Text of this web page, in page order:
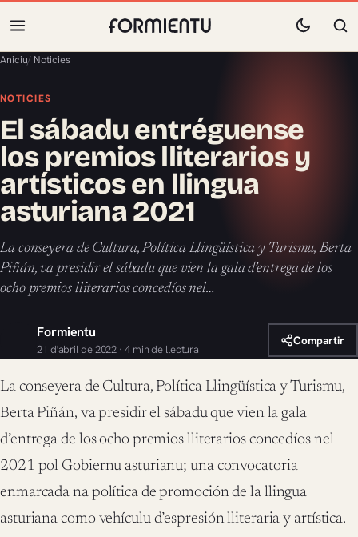
Aniciu/ Noticies
NOTICIES
El sábadu entréguense
los premios lliterarios y
artísticos en llingua
asturiana 2021
La conseyera de Cultura, Política Llingüística y Turismu, Berta
Piñán, va presidir el sábadu que vien la gala d’entrega de los
ocho premios lliterarios concedíos nel…
Formientu
21 d'abril de 2022 · 4 min de llectura
Compartir
La conseyera de Cultura, Política Llingüística y Turismu,
Berta Piñán, va presidir el sábadu que vien la gala
d’entrega de los ocho premios lliterarios concedíos nel
2021 pol Gobiernu asturianu; una convocatoria
enmarcada na política de promoción de la llingua
asturiana como vehículu d’espresión lliteraria y artística.